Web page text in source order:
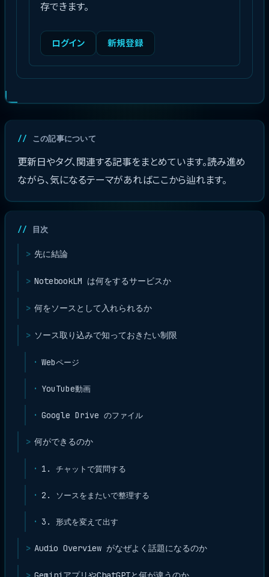
存できます。
ログイン 新規登録
この記事について
更新日やタグ、関連する記事をまとめています。読み進め
ながら、気になるテーマがあればここから辿れます。
目次
先に結論
NotebookLM は何をするサービスか
何をソースとして入れられるか
ソース取り込みで知っておきたい制限
Webページ
YouTube動画
Google Drive のファイル
何ができるのか
1. チャットで質問する
2. ソースをまたいで整理する
3. 形式を変えて出す
Audio Overview がなぜよく話題になるのか